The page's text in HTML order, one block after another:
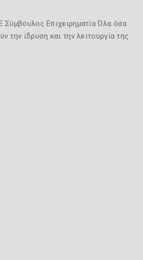
Σύμβουλος Επιχειρηματία Όλα όσα
την ίδρυση και την λειτουργία της